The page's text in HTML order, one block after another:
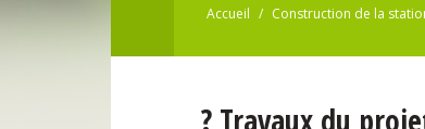
Accueil Construction de la
? Travaux du